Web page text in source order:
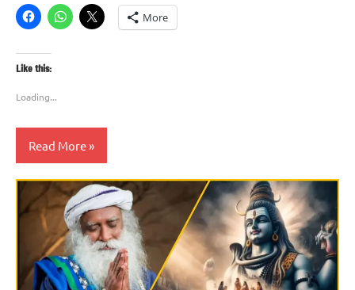
More
Like this:
Loading...
Read More
Blog
त्योहार
सनातन
धर्म